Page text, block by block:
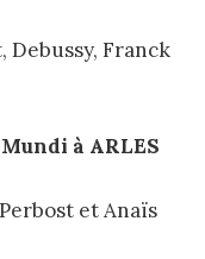
Franck
à ARLES
et Anaïs